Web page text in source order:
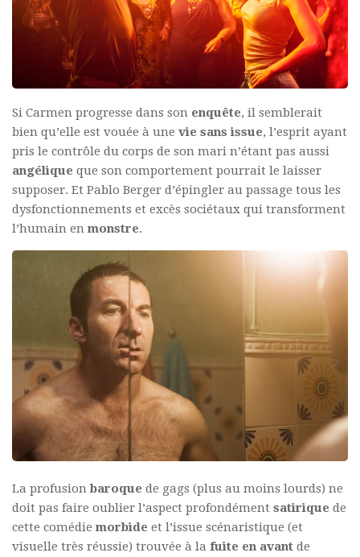
Si Carmen progresse dans son enquête, il semblerait
bien qu’elle est vouée à une vie sans issue, l’esprit ayant
pris le contrôle du corps de son mari n’étant pas aussi
angélique que son comportement pourrait le laisser
supposer. Et Pablo Berger d’épingler au passage tous les
dysfonctionnements et excès sociétaux qui transforment
l’humain enmonstre.
La profusionbaroque de gags (plus au moins lourds) ne
doit pas faire oublier l’aspect profondément satirique de
cette comédiemorbide et l’issue scénaristique (et
visuelle très réussie) trouvée à la fuite en avant de